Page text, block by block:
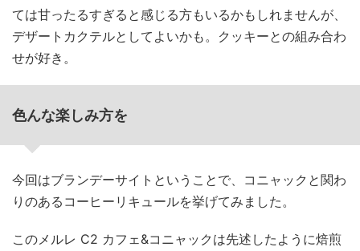
ては甘ったるすぎると感じる方もいるかもしれませんが、
デザートカクテルとしてよいかも。クッキーとの組み合わ
せが好き。
色んな楽しみ方を
今回はブランデーサイトということで、コニャックと関わ
りのあるコーヒーリキュールを挙げてみました。
このメルレ C2 カフェ&コニャックは先述したように焙煎